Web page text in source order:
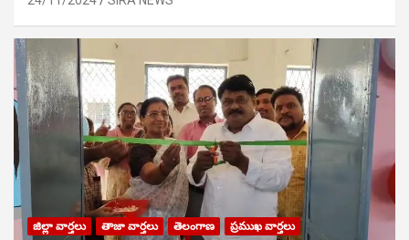
జిల్లా వార్తలు తాజా వార్తలు తెలంగాణ
ప్రముఖ వార్తలు